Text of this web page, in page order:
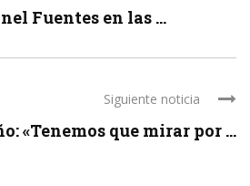
Fuentes en las ...
Siguiente noticia
«Tenemos que mirar por ...